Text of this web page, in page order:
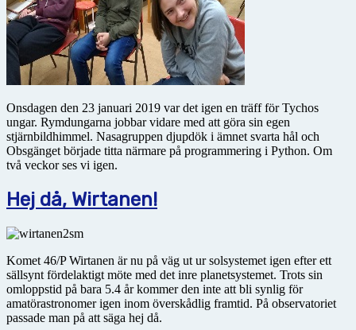
Onsdagen den 23 januari 2019 var det igen en träff för Tychos
ungar. Rymdungarna jobbar vidare med att göra sin egen
stjärnbildhimmel. Nasagruppen djupdök i ämnet svarta hål och
Obsgänget började titta närmare på programmering i Python. Om
två veckor ses vi igen.
Hej då, Wirtanen!
Komet 46/P Wirtanen är nu på väg ut ur solsystemet igen efter ett
sällsynt fördelaktigt möte med det inre planetsystemet. Trots sin
omloppstid på bara 5.4 år kommer den inte att bli synlig för
amatörastronomer igen inom överskådlig framtid. På observatoriet
passade man på att säga hej då.